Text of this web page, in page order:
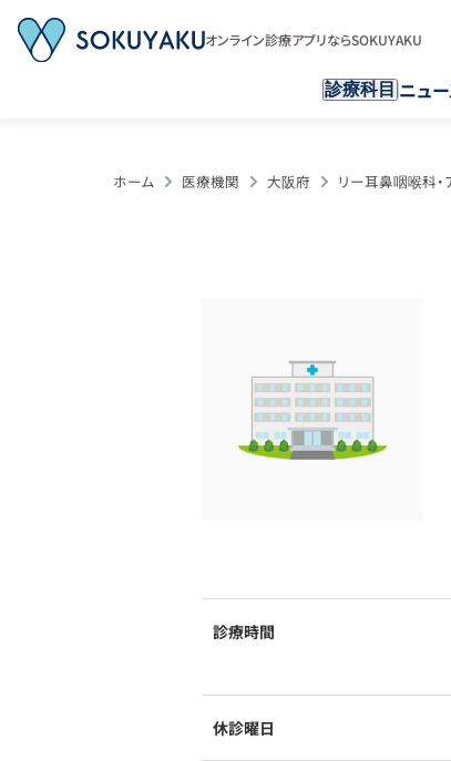
オンライン診療アプリならSOKUYAKU
診療科目 ニュ
ホーム 医療機関 大阪府 リー耳鼻咽喉科・
診療時間
休診曜日